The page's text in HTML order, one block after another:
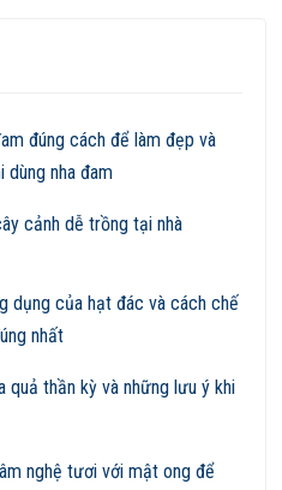
đúng cách để làm đẹp và
dùng nha đam
cảnh dễ trồng tại nhà
dụng của hạt đác và cách chế
nhất
quả thần kỳ và những lưu ý khi
nghệ tươi với mật ong để